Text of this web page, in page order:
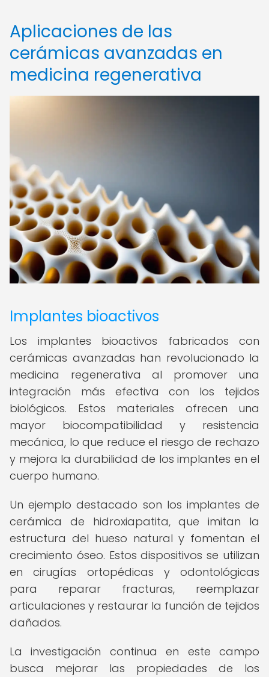
Aplicaciones de las
cerámicas avanzadas en
medicina regenerativa
Implantes bioactivos
Los implantes bioactivos fabricados con
cerámicas avanzadas han revolucionado la
medicina regenerativa al promover una
integración más efectiva con los tejidos
biológicos. Estos materiales ofrecen una
mayor biocompatibilidad y resistencia
mecánica, lo que reduce el riesgo de rechazo
y mejora la durabilidad de los implantes en el
cuerpo humano.
Un ejemplo destacado son los implantes de
cerámica de hidroxiapatita, que imitan la
estructura del hueso natural y fomentan el
crecimiento óseo. Estos dispositivos se utilizan
en cirugías ortopédicas y odontológicas
para reparar fracturas, reemplazar
articulaciones y restaurar la función de tejidos
dañados.
La investigación continua en este campo
busca mejorar las propiedades de los